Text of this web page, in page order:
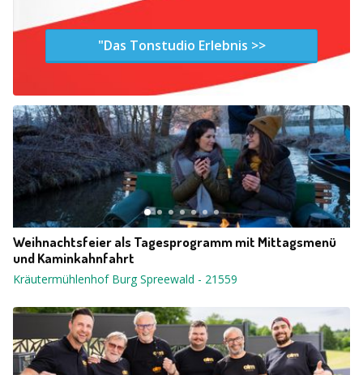
"Das Tonstudio Erlebnis >>
Weihnachtsfeier als Tagesprogramm mit Mittagsmenü
und Kaminkahnfahrt
Kräutermühlenhof Burg Spreewald - 21559